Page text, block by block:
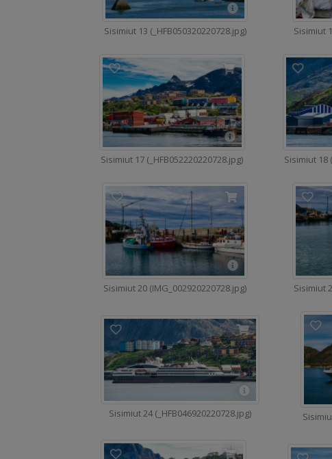
Sisimiut 13 (_HFB050320220728.jpg) Sisimiut
Sisimiut 17 (_HFB052220220728.jpg) Sisimiut 18
Sisimiut 20 (IMG_002920220728.jpg) Sisimiut
Sisimiut 24 (_HFB046920220728.jpg)